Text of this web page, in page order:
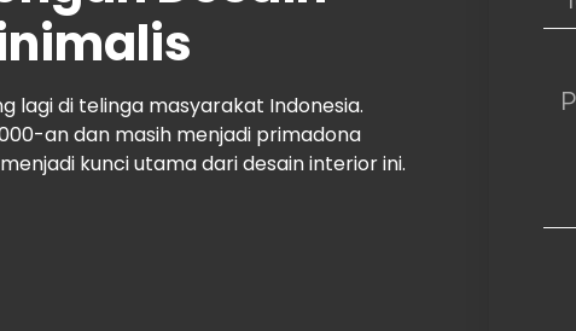
lagi di telinga masyarakat Indonesia.
an dan masih menjadi primadona
kunci utama dari desain interior ini.